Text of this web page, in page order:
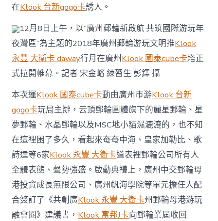
州
啟
動
郵
輪
推
廣
月〉
中
在Klook 台新gogo卡誘人。
12月8日上午，以“廣州郵輪新啟航·共筑國際游玩年
夜灣區”為主題的2018年廣州郵輪游玩文明推Klook
永豐 大衛卡 daway行月在廣州 Klook 國泰cube卡塔正
式拉開帷幕。記者 宋金峪 練習生 彭鐸 攝
本次運Klook 國泰cube卡動由廣州市游Klook 台新
gogo卡玩局主辦，云頂郵輪團體旗下的麗星郵輪、星
夢郵輪、水晶郵輪以及MSC地小貓濕漉漉的，也不知
在這裡困了多久，看起來奄奄中海、皇家加勒比、歌
詩達等6家Klook 永豐 大衛卡道表裡郵輪公司所有人
全體表態、聲勢強盛。啟動典禮上，廣州中交郵輪母
港投資成長無限公司、廣州帆海學院等單元擔任人配
合簽訂了《共創廣Klook 永豐 大衛卡州郵輪母港游玩
融會圈》建議書， Klook 富邦J卡向郵輪業屆收回